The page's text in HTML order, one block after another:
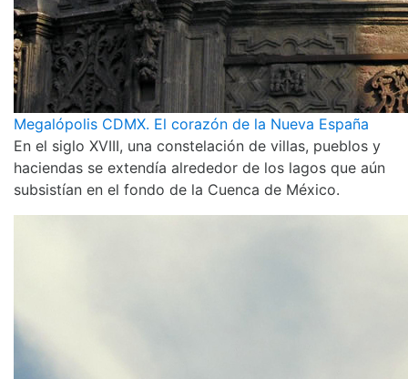
Megalópolis CDMX. El corazón de la Nueva España
En el siglo XVIII, una constelación de villas, pueblos y
haciendas se extendía alrededor de los lagos que aún
subsistían en el fondo de la Cuenca de México.